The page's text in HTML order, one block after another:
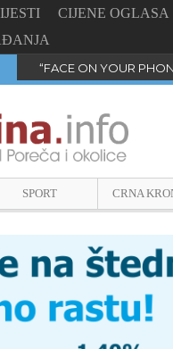
CIJENE OGLASA
“FACE ON YOUR
SPORT CRNA